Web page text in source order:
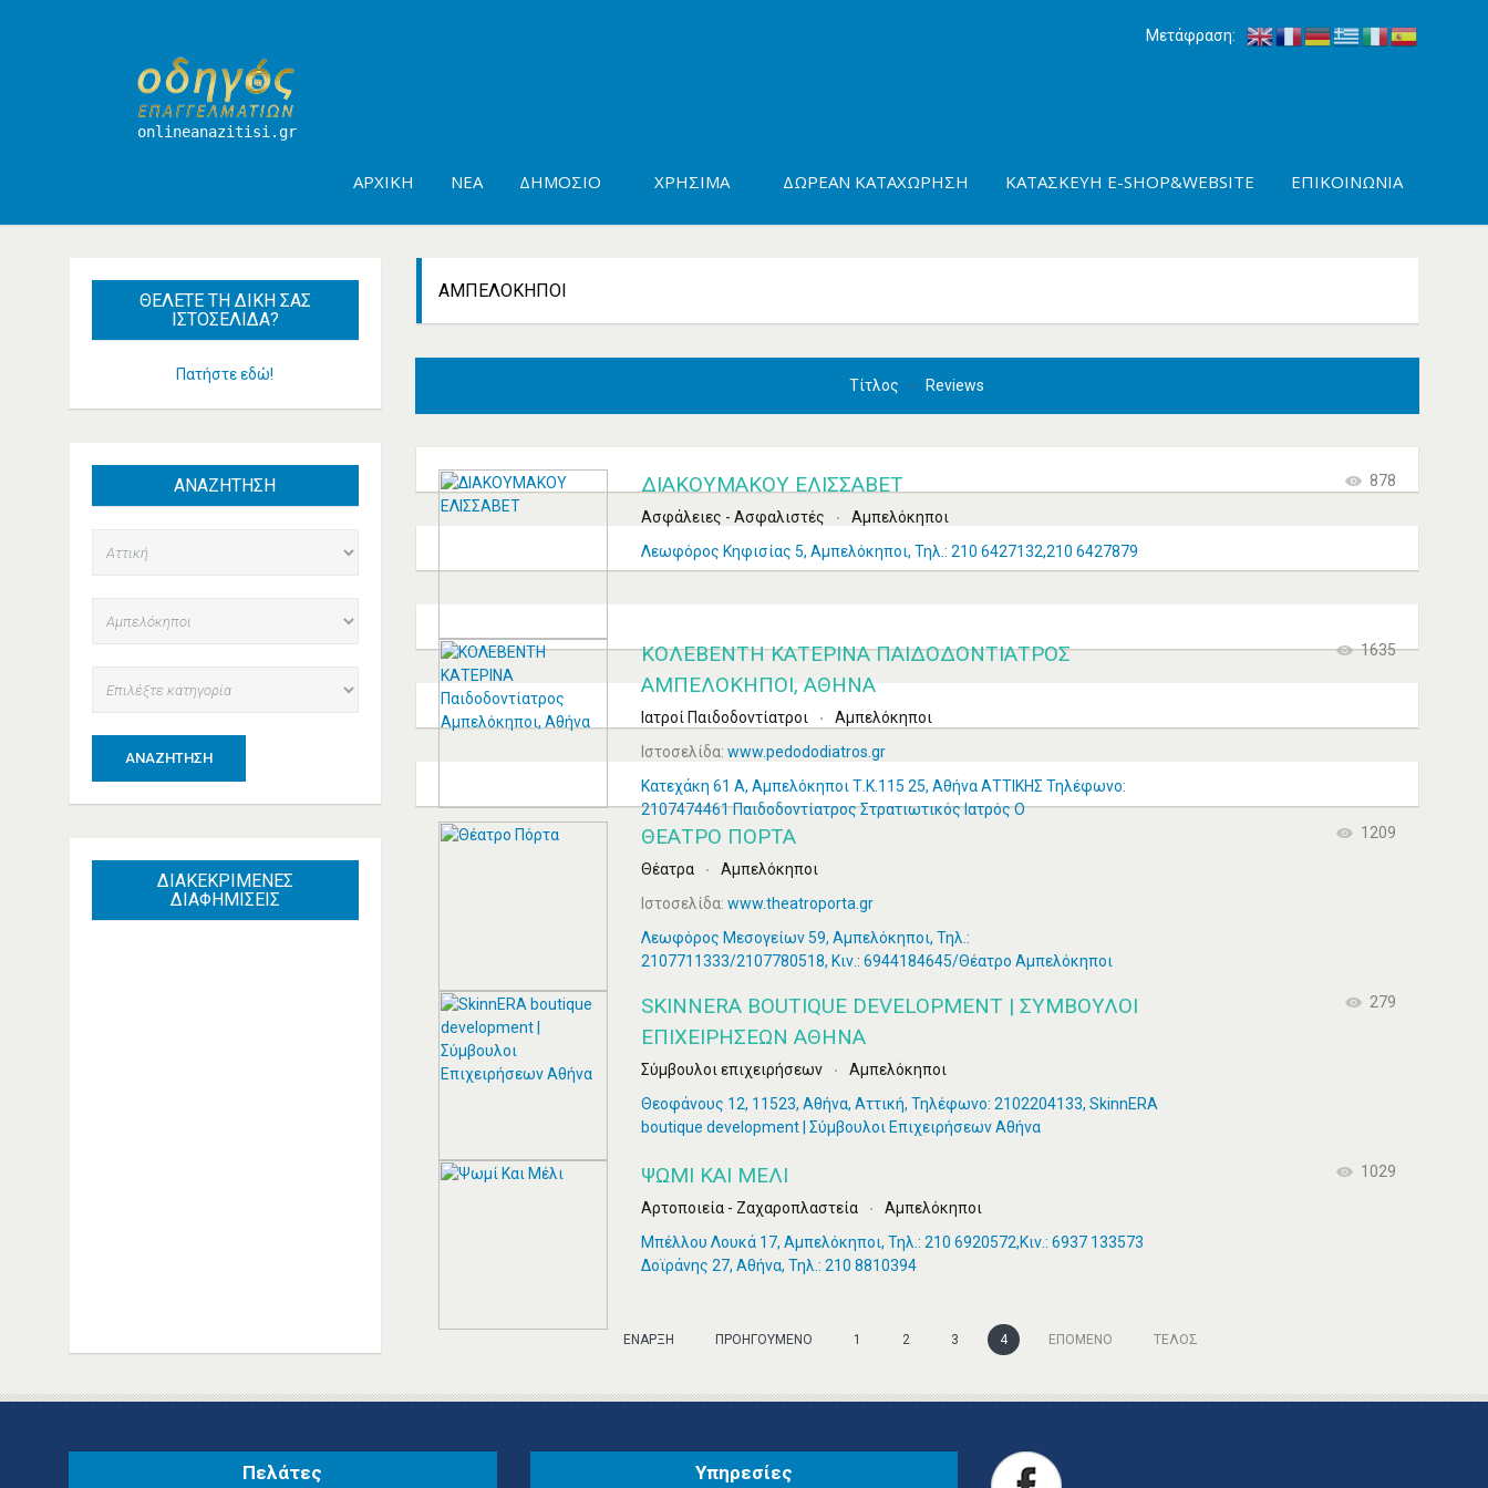
Μετάφραση:
onlineanazitisi.gr
ΑΡΧΙΚΉ ΝΈΑ ΔΗΜΌΣΙΟ ΧΡΉΣΙΜΑ ΔΩΡΕΆΝ ΚΑΤΑΧΏΡΗΣΗ ΚΑΤΑΣΚΕΥΉ E-SHOP&WEBSITE ΕΠΙΚΟΙΝΩΝΊΑ
ΑΜΠΕΛΌΚΗΠΟΙ
Τίτλος Reviews
ΔΙΑΚΟΥΜΑΚΟΥ ΕΛΙΣΣΑΒΕΤ
Ασφάλειες - Ασφαλιστές
Αμπελόκηποι
Λεωφόρος Κηφισίας 5, Αμπελόκηποι, Τηλ.: 210 6427132,210 6427879
878
ΚΟΛΕΒΕΝΤΗ ΚΑΤΕΡΙΝΑ ΠΑΙΔΟΔΟΝΤΊΑΤΡΟΣ
ΑΜΠΕΛΌΚΗΠΟΙ, ΑΘΉΝΑ
Ιατροί Παιδοδοντίατροι
Αμπελόκηποι
Ιστοσελίδα: www.pedododiatros.gr
Κατεχάκη 61 Α, Αμπελόκηποι Τ.Κ.115 25, Αθήνα ΑΤΤΙΚΗΣ Τηλέφωνο:
2107474461 Παιδοδοντίατρος Στρατιωτικός Ιατρός Ο
1635
ΘΈΑΤΡΟ ΠΌΡΤΑ
Θέατρα
Αμπελόκηποι
Ιστοσελίδα: www.theatroporta.gr
Λεωφόρος Μεσογείων 59, Αμπελόκηποι, Τηλ.:
2107711333/2107780518, Κιν.: 6944184645/Θέατρο Αμπελόκηποι
1209
SKINNERA BOUTIQUE DEVELOPMENT | ΣΎΜΒΟΥΛΟΙ
ΕΠΙΧΕΙΡΉΣΕΩΝ ΑΘΉΝΑ
Σύμβουλοι επιχειρήσεων
Αμπελόκηποι
Θεοφάνους 12, 11523, Αθήνα, Αττική, Τηλέφωνο: 2102204133, SkinnERA
boutique development | Σύμβουλοι Επιχειρήσεων Αθήνα
279
ΨΩΜΊ ΚΑΙ ΜΈΛΙ
Αρτοποιεία - Ζαχαροπλαστεία
Αμπελόκηποι
Μπέλλου Λουκά 17, Αμπελόκηποι, Τηλ.: 210 6920572,Κιν.: 6937 133573
Δοϊράνης 27, Αθήνα, Τηλ.: 210 8810394
1029
ΈΝΑΡΞΗ ΠΡΟΗΓΟΎΜΕΝΟ 1 2 3 4 ΕΠΌΜΕΝΟ ΤΈΛΟΣ
ΘΈΛΕΤΕΤΗ ΔΙΚΉ ΣΑΣ
ΙΣΤΟΣΕΛΊΔΑ?
Πατήστε εδώ!
ΑΝΑΖΗΤΗΣΗ
ΑΝΑΖΉΤΗΣΗ
ΔΙΑΚΕΚΡΙΜΕΝΕΣ
ΔΙΑΦΗΜΙΣΕΙΣ
Πελάτες Υπηρεσίες